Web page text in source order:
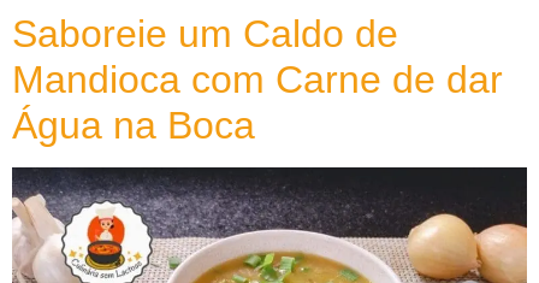
Saboreie um Caldo de
Mandioca com Carne de dar
Água na Boca